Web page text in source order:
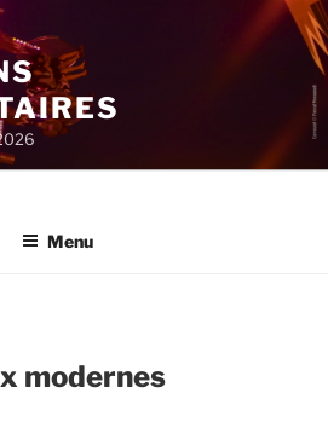
Menu
modernes